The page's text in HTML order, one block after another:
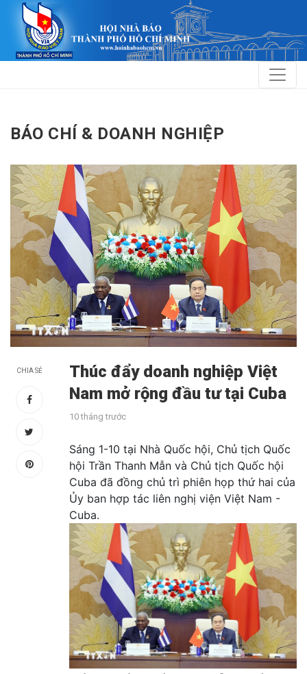
BÁO CHÍ & DOANH NGHIỆP
CHIA SẺ
Thúc đẩy doanh nghiệp Việt
Nam mở rộng đầu tư tại Cuba
10 tháng trước